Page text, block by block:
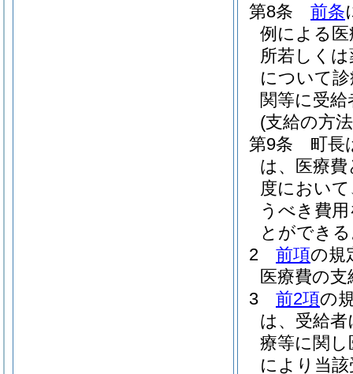
第8条
前条
例による
所若しく
について
関等に受
(支給の方
第9条
町長
は、医療
度におい
うべき費
とができ
2
前項の規
医療費の
3
前2項の
は、受給
療等に関
により当